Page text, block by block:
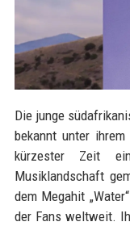
Die junge
bekannt unter
kürzester Zeit
Musiklandschaft
dem Megahit
der Fans weltweit.